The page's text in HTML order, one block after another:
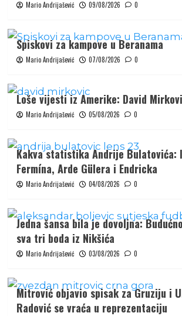
Mario Andrijašević 09/08/2026 0
Spiskovi za kampove u Beranama
Mario Andrijašević 07/08/2026 0
Loše vijesti iz Amerike: David
Mario Andrijašević 05/08/2026 0
Kakva statistika Andrije Bulatovića:
Fermína, Arde Gülera i Endricka
Mario Andrijašević 04/08/2026 0
Jedna šansa bila je dovoljna:
sva tri boda iz Nikšića
Mario Andrijašević 03/08/2026 0
Mitrović objavio spisak za Gruziju i
Radović se vraća u reprezentaciju